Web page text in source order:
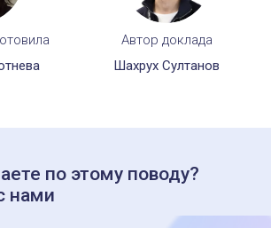
Автор доклада
Шахрух Султанов
по этому поводу?
нами